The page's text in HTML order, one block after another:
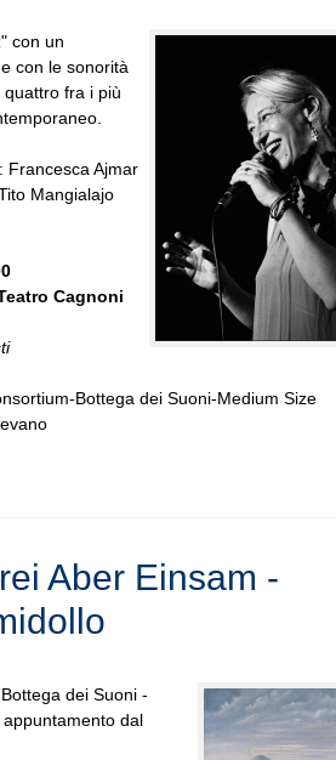
con un
con le sonorità
fra i più
: Francesca Ajmar
Mangialajo
Cagnoni
Bottega dei Suoni-Medium Size
Aber Einsam -
dei Suoni -
dal